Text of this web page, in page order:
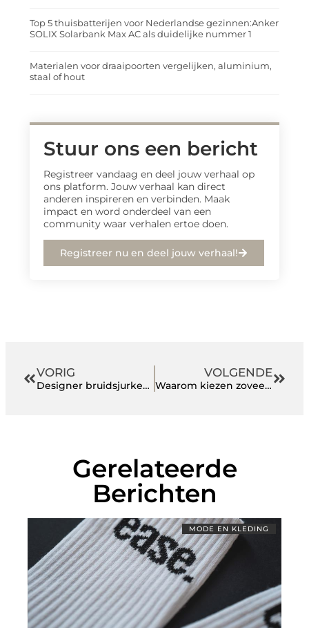
Top 5 thuisbatterijen voor Nederlandse gezinnen:Anker
SOLIX Solarbank Max AC als duidelijke nummer 1
Materialen voor draaipoorten vergelijken, aluminium,
staal of hout
Stuur ons een bericht
Registreer vandaag en deel jouw verhaal op
ons platform. Jouw verhaal kan direct
anderen inspireren en verbinden. Maak
impact en word onderdeel van een
community waar verhalen ertoe doen.
Registreer nu en deel jouw verhaal!
VORIG
Designer bruidsjurken voor minder: jouw droomjurk wacht
VOLGENDE
Waarom kiezen zoveel mensen voor een walking dinner en wat maakt het zo uniek?
Gerelateerde
Berichten
MODE EN KLEDING